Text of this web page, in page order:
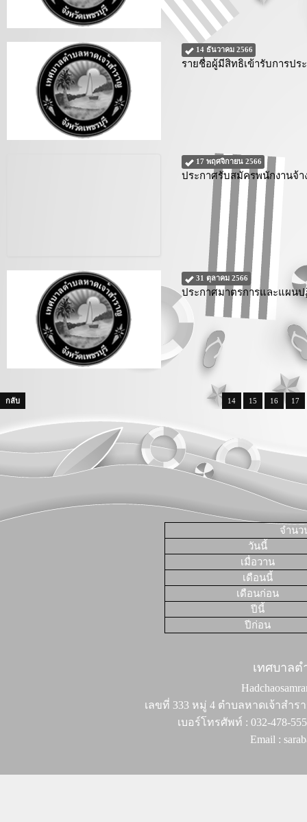
14 ธันวาคม 2566
รายชื่อผู้มีสิทธิเข้ารับการป
17 พฤศจิกายน 2566
ประกาศรับสมัครพนักงานจ้
31 ตุลาคม 2566
ประกาศมาตรการและแผน
กลับ 14 15 16 17
จำนว
วันนี้
เมื่อวาน
เดือนนี้
เดือนก่อน
ปีนี้
ปีก่อน
เทศบาล
เลขที่ 333 หมู่ 4 ตำบลหาดเจ้าสำร
เบอร์โทรศัพท์ : 032-478-
Email :